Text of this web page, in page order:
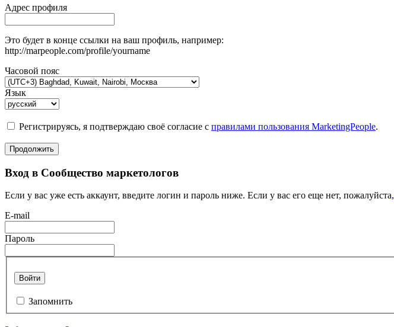
Адрес профиля
Это будет в конце ссылки на ваш профиль, например:
http://marpeople.com/profile/yourname
Часовой пояс
Язык
Регистрируясь, я подтверждаю своё согласие с правилами пользования MarketingPeople.
Продолжить
Вход в Сообщество маркетологов
Если у вас уже есть аккаунт, введите логин и пароль ниже. Если у вас его еще нет, пожалуйста,
E-mail
Пароль
Войти
Запомнить